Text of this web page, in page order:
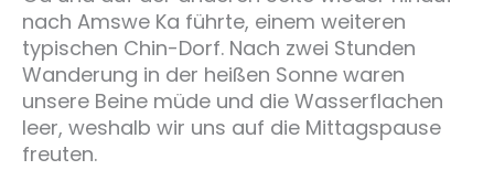
nach Amswe Ka führte, einem weiteren
typischen Chin-Dorf. Nach zwei Stunden
Wanderung in der heißen Sonne waren
unsere Beine müde und die Wasserflachen
leer, weshalb wir uns auf die Mittagspause
freuten.